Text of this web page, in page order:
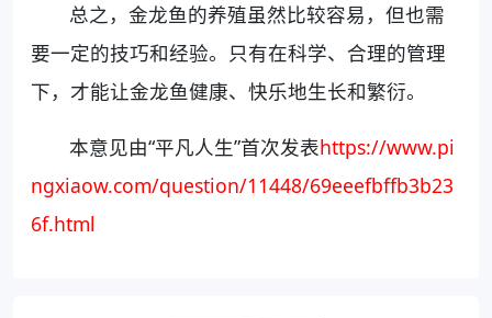
总之，金龙鱼的养殖虽然比较容易，但也需
要一定的技巧和经验。只有在科学、合理的管理
下，才能让金龙鱼健康、快乐地生长和繁衍。
本意见由“平凡人生”首次发表https://www.pi
ngxiaow.com/question/11448/69eeefbffb3b23
6f.html